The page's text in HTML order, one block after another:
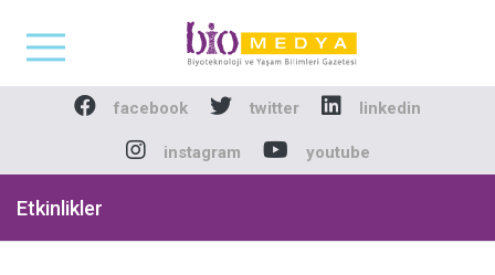
Biomedya -
facebook twitter linkedin
instagram youtube
Etkinlikler